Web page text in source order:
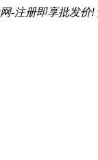
-注册即享批发价!